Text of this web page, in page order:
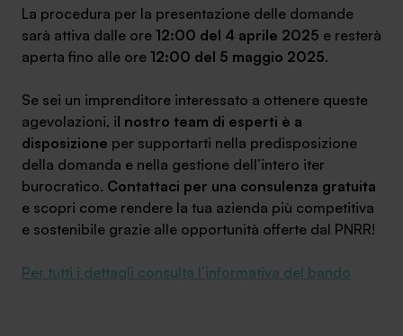
La procedura per la presentazione delle domande
sarà attiva dalle ore 12:00 del 4 aprile 2025 e resterà
aperta fino alle ore 12:00 del 5 maggio 2025.
Se sei un imprenditore interessato a ottenere queste
agevolazioni, il nostro team di esperti è a
disposizione per supportarti nella predisposizione
della domanda e nella gestione dell’intero iter
burocratico. Contattaci per una consulenza gratuita
e scopri come rendere la tua azienda più competitiva
e sostenibile grazie alle opportunità offerte dal PNRR!
Per tutti i dettagli consulta l’informativa del bando